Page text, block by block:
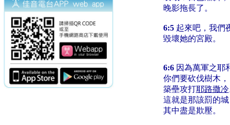
晚影拖長了。
6:5 起來吧，我們
毀壞她的宮殿。
6:6 因為萬軍之耶
你們要砍伐樹木，
築壘攻打耶路撒冷
這就是那該罰的
其中盡是欺壓。